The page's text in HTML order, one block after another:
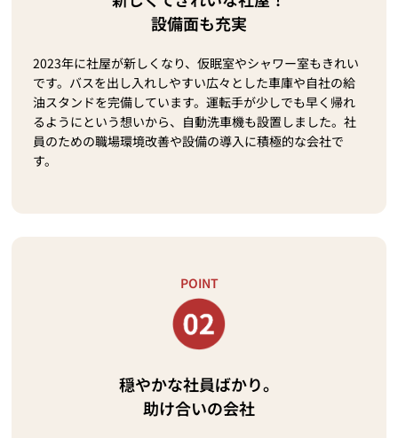
設備面も充実
2023年に社屋が新しくなり、仮眠室やシャワー室もきれい
です。バスを出し入れしやすい広々とした車庫や自社の給
油スタンドを完備しています。運転手が少しでも早く帰れ
るようにという想いから、自動洗車機も設置しました。社
員のための職場環境改善や設備の導入に積極的な会社で
す。
POINT
穏やかな社員ばかり。
助け合いの会社